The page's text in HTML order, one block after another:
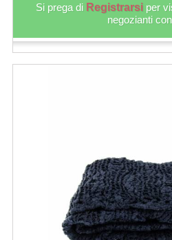
Si prega di Registrarsi per
negozianti